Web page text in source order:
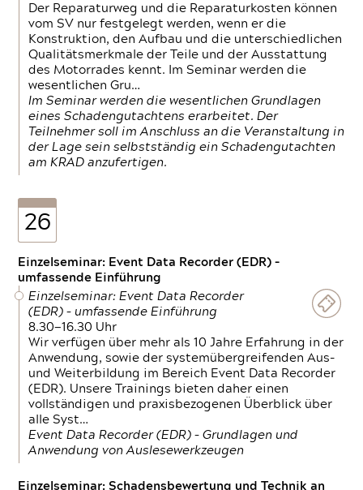
Der Reparaturweg und die Reparaturkosten können
vom SV nur festgelegt werden, wenn er die
Konstruktion, den Aufbau und die unterschiedlichen
Qualitätsmerkmale der Teile und der Ausstattung
des Motorrades kennt. Im Seminar werden die
wesentlichen Gru…
Im Seminar werden die wesentlichen Grundlagen
eines Schadengutachtens erarbeitet. Der
Teilnehmer soll im Anschluss an die Veranstaltung in
der Lage sein selbstständig ein Schadengutachten
am KRAD anzufertigen.
26
Einzelseminar: Event Data Recorder (EDR) –
umfassende Einführung
Einzelseminar: Event Data Recorder
(EDR) – umfassende Einführung
8.30—16.30 Uhr
Wir verfügen über mehr als 10 Jahre Erfahrung in der
Anwendung, sowie der systemübergreifenden Aus-
und Weiterbildung im Bereich Event Data Recorder
(EDR). Unsere Trainings bieten daher einen
vollständigen und praxisbezogenen Überblick über
alle Syst…
Event Data Recorder (EDR) – Grundlagen und
Anwendung von Auslesewerkzeugen
Einzelseminar: Schadensbewertung und Technik an